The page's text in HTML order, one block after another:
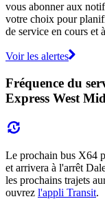
vous abonner aux
votre choix pour
de service en cours et
Voir les alertes
Fréquence du
Express West
Le prochain bus X64
et arrivera à l'arrêt
les prochains trajets
ouvrez l'appli Transit.